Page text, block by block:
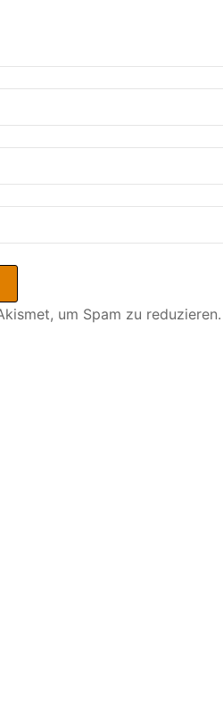
um Spam zu reduzieren.